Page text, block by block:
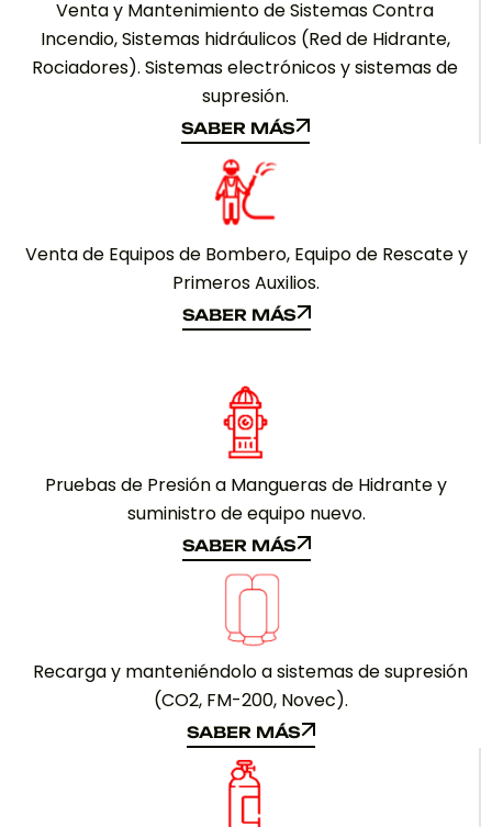
Venta y Mantenimiento de Sistemas Contra
Incendio, Sistemas hidráulicos (Red de Hidrante,
Rociadores). Sistemas electrónicos y sistemas de
supresión.
SABER MÁS
SABER MÁS
Venta de Equipos de Bombero, Equipo de Rescate y
Primeros Auxilios.
SABER MÁS
SABER MÁS
Pruebas de Presión a Mangueras de Hidrante y
suministro de equipo nuevo.
SABER MÁS
SABER MÁS
Recarga y manteniéndolo a sistemas de supresión
(CO2, FM-200, Novec).
SABER MÁS
SABER MÁS